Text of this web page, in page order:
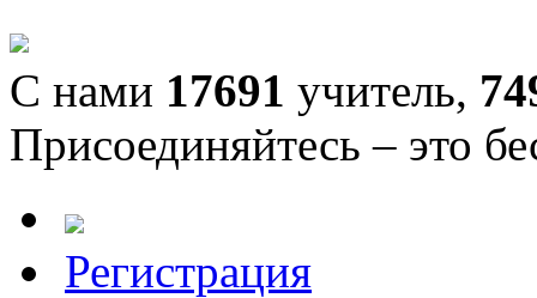
С нами 17691 учитель,
Присоединяйтесь – это
Регистрация